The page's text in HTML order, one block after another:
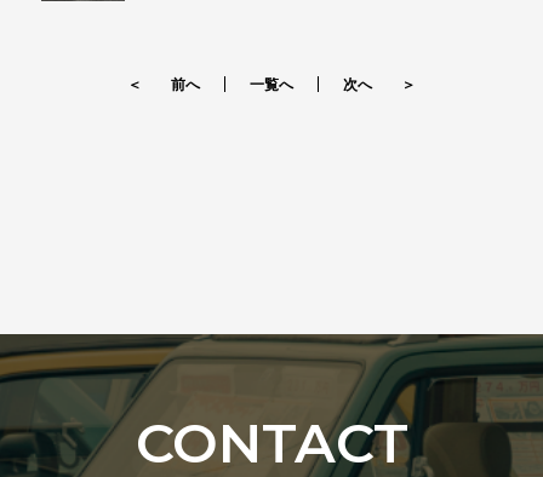
＜ 前へ 一覧へ 次へ ＞
CONTACT